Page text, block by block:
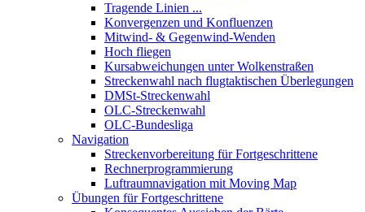
Tragende Linien ...
Konvergenzen und Konfluenzen
Mitwind- & Gegenwind-Wenden
Hoch fliegen
Kursabweichungen unter Wolkenstraßen
Streckenwahl nach flugtaktischen Überlegungen
DMSt-Streckenwahl
OLC-Streckenwahl
OLC-Bundesliga
Navigation
Streckenvorbereitung für Fortgeschrittene
Rechnerprogrammierung
Luftraumnavigation mit Moving Map
Übungen für Fortgeschrittene